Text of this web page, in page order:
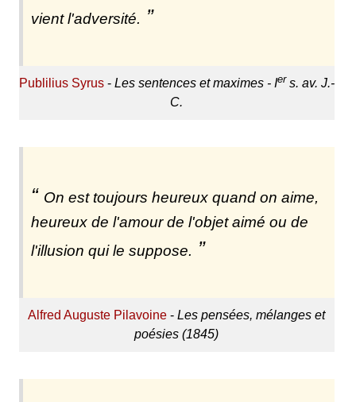
vient l'adversité.
Publilius Syrus- Les sentences et maximes - Iers. av. J.-
C.
On est toujours heureux quand on aime,
heureux de l'amour de l'objet aimé ou de
l'illusion qui le suppose.
Alfred Auguste Pilavoine -Les pensées, mélanges et
poésies (1845)